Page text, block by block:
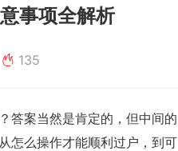
事项全解析
135
答案当然是肯定的，但中间的
怎么操作才能顺利过户，到可